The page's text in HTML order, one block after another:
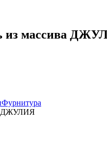
из массива
Фурнитура
ДЖУЛИЯ